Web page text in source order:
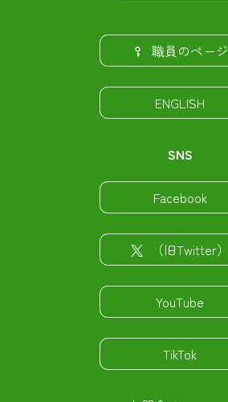
職員のページ
ENGLISH
SNS
Facebook
（旧Twitter）
YouTube
TikTok